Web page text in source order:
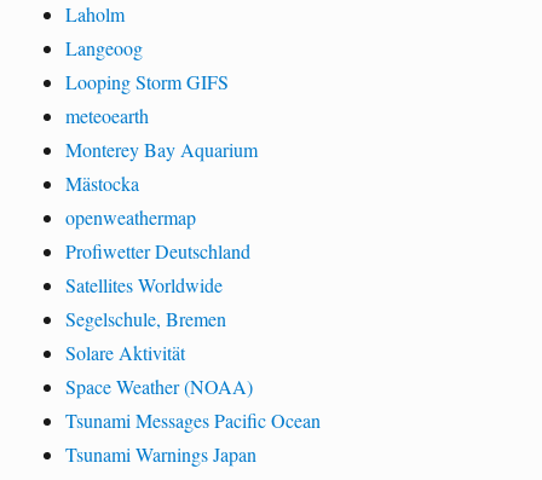
Laholm
Langeoog
Looping Storm GIFS
meteoearth
Monterey Bay Aquarium
Mästocka
openweathermap
Profiwetter Deutschland
Satellites Worldwide
Segelschule, Bremen
Solare Aktivität
Space Weather (NOAA)
Tsunami Messages Pacific Ocean
Tsunami Warnings Japan